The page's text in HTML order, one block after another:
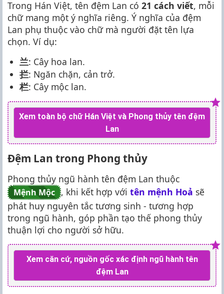
Trong Hán Việt, tên đệm Lan có 21 cách viết, mỗi
chữ mang một ý nghĩa riêng. Ý nghĩa của đệm
Lan phụ thuộc vào chữ mà người đặt tên lựa
chọn. Ví dụ:
兰: Cây hoa lan.
拦: Ngăn chặn, cản trở.
栏: Cây mộc lan.
Xem toàn bộ chữ Hán Việt và Phong thủy tên đệm
Lan
Đệm Lan trong Phong thủy
Phong thủy ngũ hành tên đệm Lan thuộc
Mệnh Mộc , khi kết hợp với tên mệnh Hoả sẽ
phát huy nguyên tắc tương sinh - tương hợp
trong ngũ hành, góp phần tạo thế phong thủy
thuận lợi cho người sở hữu.
Xem căn cứ, nguồn gốc xác định ngũ hành tên
đệm Lan